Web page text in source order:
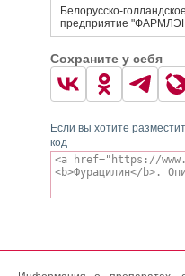
Белорусско-
предприятие
Сохраните у себя
Если вы хотите
код